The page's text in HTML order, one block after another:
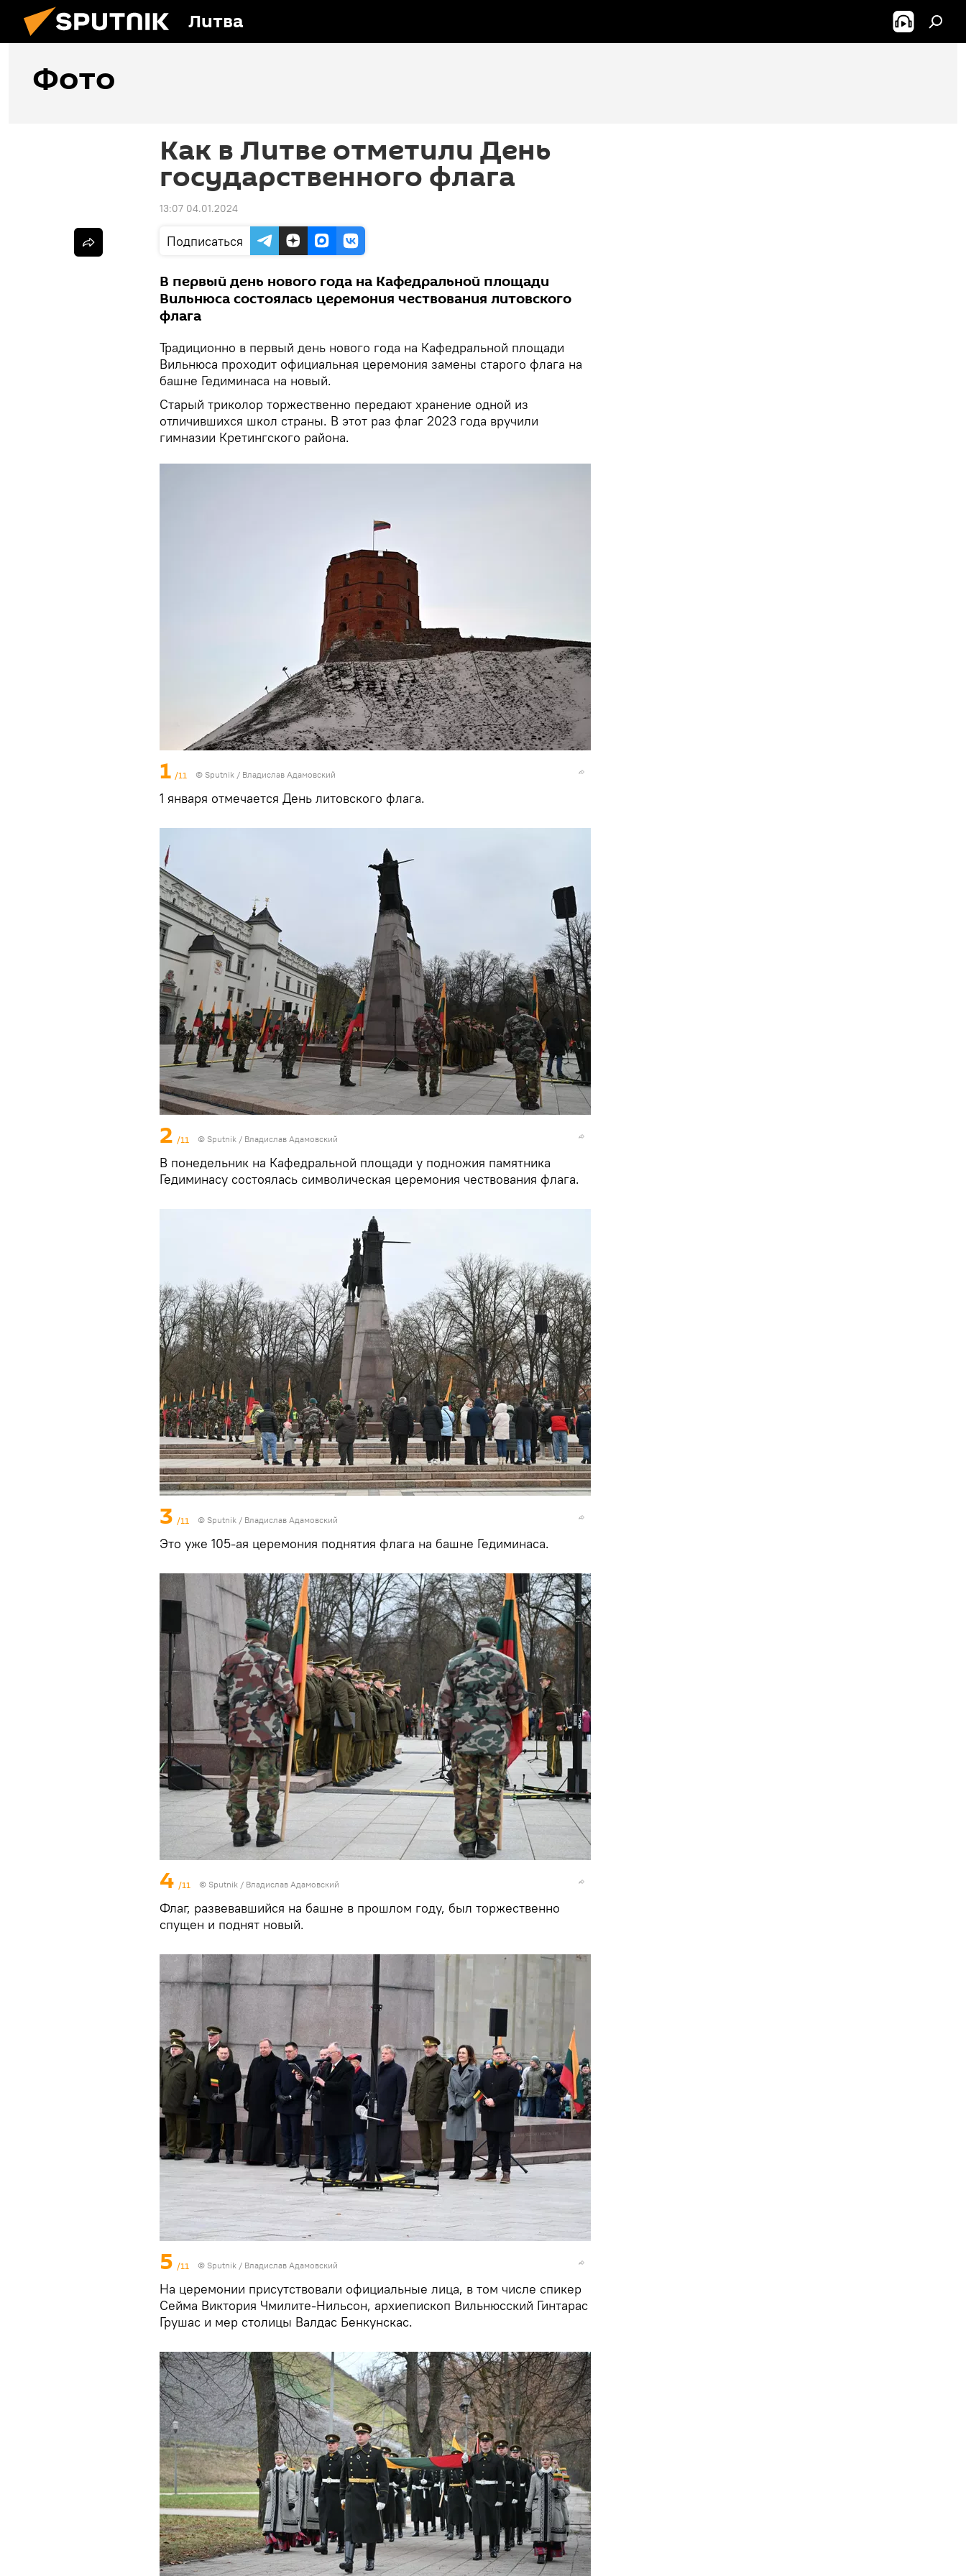
Литва
Фото
Как в Литве отметили День
государственного флага
13:07 04.01.2024
Подписаться
В первый день нового года на Кафедральной площади
Вильнюса состоялась церемония чествования литовского
флага
Традиционно в первый день нового года на Кафедральной площади
Вильнюса проходит официальная церемония замены старого флага на
башне Гедиминаса на новый.
Старый триколор торжественно передают хранение одной из
отличившихся школ страны. В этот раз флаг 2023 года вручили
гимназии Кретингского района.
1 /11 © Sputnik / Владислав Адамовский
1 января отмечается День литовского флага.
2 /11 © Sputnik / Владислав Адамовский
В понедельник на Кафедральной площади у подножия памятника
Гедиминасу состоялась символическая церемония чествования флага.
3 /11 © Sputnik / Владислав Адамовский
Это уже 105-ая церемония поднятия флага на башне Гедиминаса.
4 /11 © Sputnik / Владислав Адамовский
Флаг, развевавшийся на башне в прошлом году, был торжественно
спущен и поднят новый.
5 /11 © Sputnik / Владислав Адамовский
На церемонии присутствовали официальные лица, в том числе спикер
Сейма Виктория Чмилите-Нильсон, архиепископ Вильнюсский Гинтарас
Грушас и мер столицы Валдас Бенкунскас.